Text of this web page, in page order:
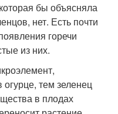
бы объясняла
нет. Есть почти
горечи
из них.
тем зеленец
в плодах